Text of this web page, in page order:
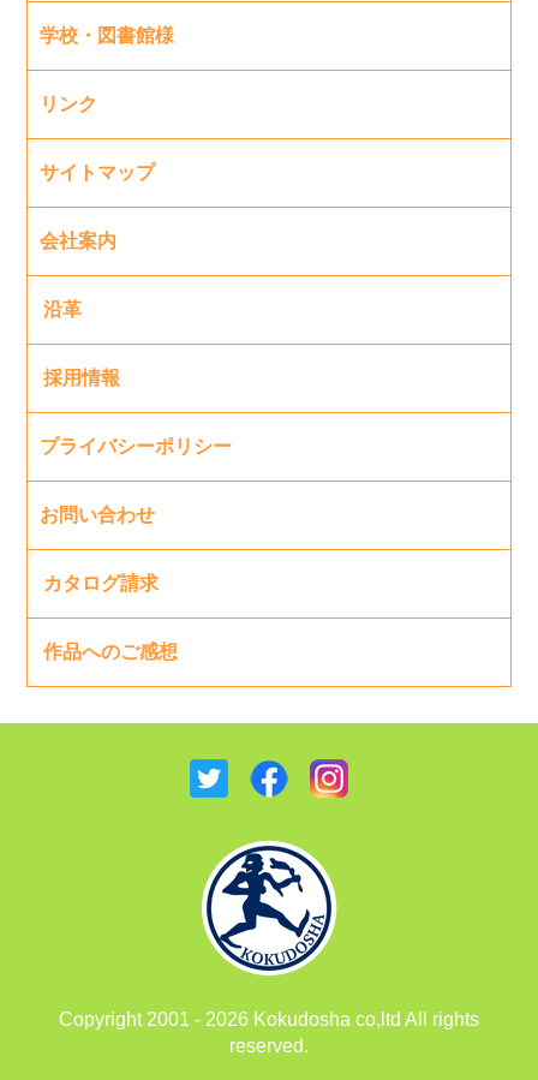
学校・図書館様
リンク
サイトマップ
会社案内
沿革
採用情報
プライバシーポリシー
お問い合わせ
カタログ請求
作品へのご感想
Copyright 2001 - 2026 Kokudosha co,ltd All rights
reserved.